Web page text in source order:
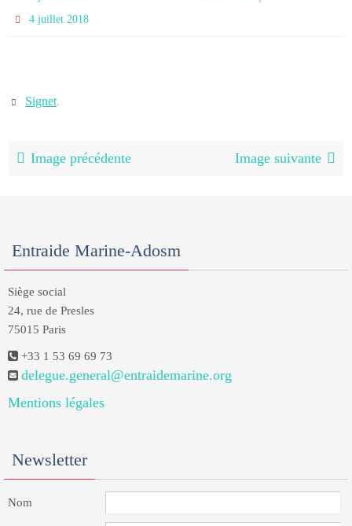
4 juillet 2018
Signet.
Image précédente Image suivante
Entraide Marine-Adosm
Siège social
24, rue de Presles
75015 Paris
+33 1 53 69 69 73
delegue.general@entraidemarine.org
Mentions légales
Newsletter
Nom